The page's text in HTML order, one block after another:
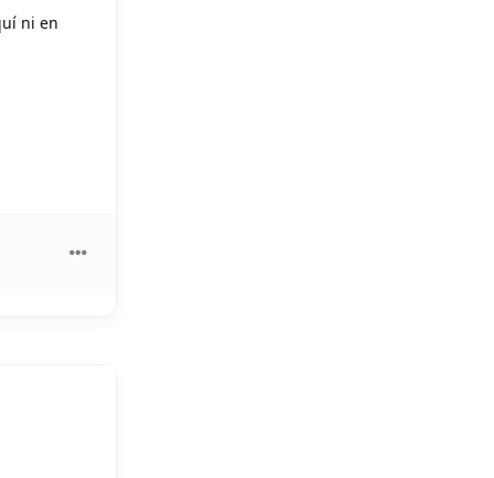
ni en